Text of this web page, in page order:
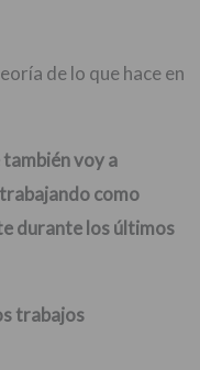
de lo que hace en
voy a
como
durante los últimos
trabajos